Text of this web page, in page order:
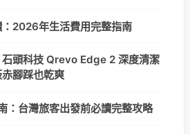
2026年生活費用完整指南
頭科技 Qrevo Edge 2 深度清潔
腳踩也乾爽
：台灣旅客出發前必讀完整攻略